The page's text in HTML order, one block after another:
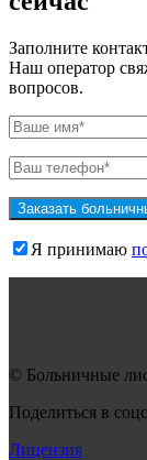
Заполните
Наш оператор
вопросов.
Я принимаю
© Больничные
Поделиться в
Лицензия